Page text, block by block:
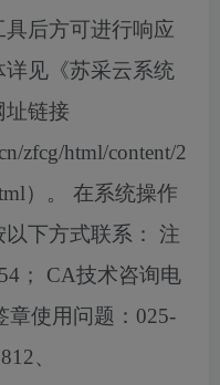
后方可进行响应
见《苏采云系统
址链接
zfcg/html/content/2
）。 在系统操作
下方式联系： 注
； CA技术咨询电
章使用问题：025-
、